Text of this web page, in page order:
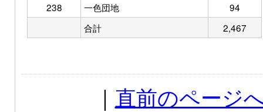
238
一色団地
94
合計
2,467
｜ 直前のページ